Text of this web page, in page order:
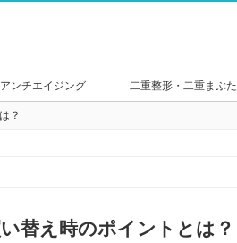
ンチエイジング 二重整形・二重まぶた
？
替え時のポイントとは？